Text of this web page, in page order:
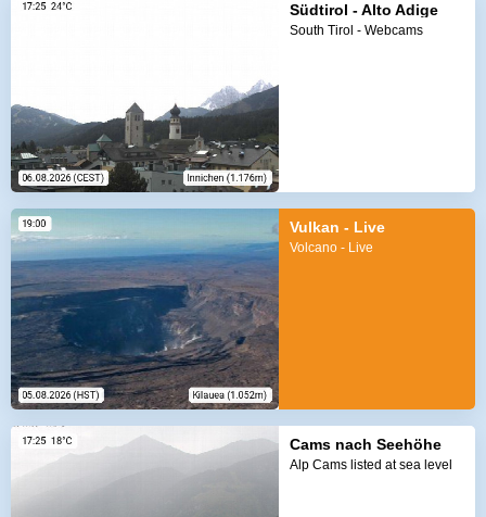
Südtirol - Alto Adige
South Tirol - Webcams
Vulkan - Live
Volcano - Live
Cams nach Seehöhe
Alp Cams listed at sea level